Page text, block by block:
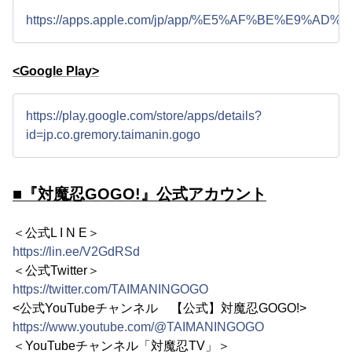
https://apps.apple.com/jp/app/
<Google Play>
https://play.google.com/store/apps/details?
id=jp.co.gremory.taimanin.gogo
■『対魔忍GOGO!』公式アカウント
＜公式L I N E＞
https://lin.ee/V2GdRSd
＜公式Twitter＞
https://twitter.com/TAIMANINGOGO
<公式YouTubeチャンネル 【公式】対魔忍GOGO!>
https://www.youtube.com/@TAIMANINGOGO
＜YouTubeチャンネル「対魔忍TV」＞